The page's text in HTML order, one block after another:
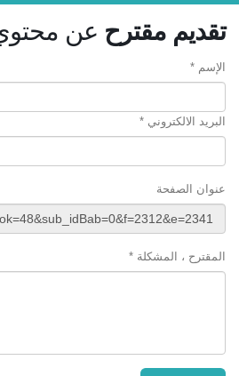
تقديم مقترح عن
الإسم *
البريد الالكتروني *
عنوان الصفحة
المقترح ، المشكلة *